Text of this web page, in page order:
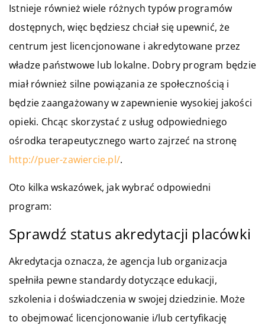
Istnieje również wiele różnych typów programów
dostępnych, więc będziesz chciał się upewnić, że
centrum jest licencjonowane i akredytowane przez
władze państwowe lub lokalne. Dobry program będzie
miał również silne powiązania ze społecznością i
będzie zaangażowany w zapewnienie wysokiej jakości
opieki. Chcąc skorzystać z usług odpowiedniego
ośrodka terapeutycznego warto zajrzeć na stronę
http://puer-zawiercie.pl/.
Oto kilka wskazówek, jak wybrać odpowiedni
program:
Sprawdź status akredytacji placówki
Akredytacja oznacza, że agencja lub organizacja
spełniła pewne standardy dotyczące edukacji,
szkolenia i doświadczenia w swojej dziedzinie. Może
to obejmować licencjonowanie i/lub certyfikację